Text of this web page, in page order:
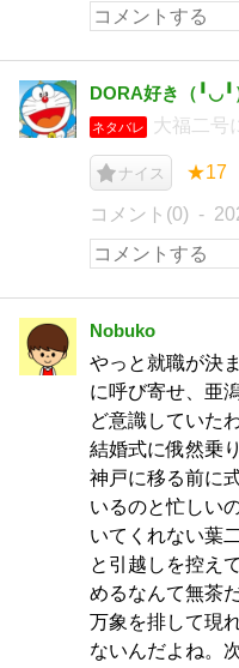
DORA好き（
ネタバレ 大福二号
ナイス ★17
コメント(0)
Nobuko
やっと就職が決
に呼び寄せ、亜
ど意識していた
結婚式に俄然乗
神戸に移る前に
いるのと忙しい
いてくれない葉
と引越しを控え
めるなんて無茶
万象を排して現
ないんだよね。